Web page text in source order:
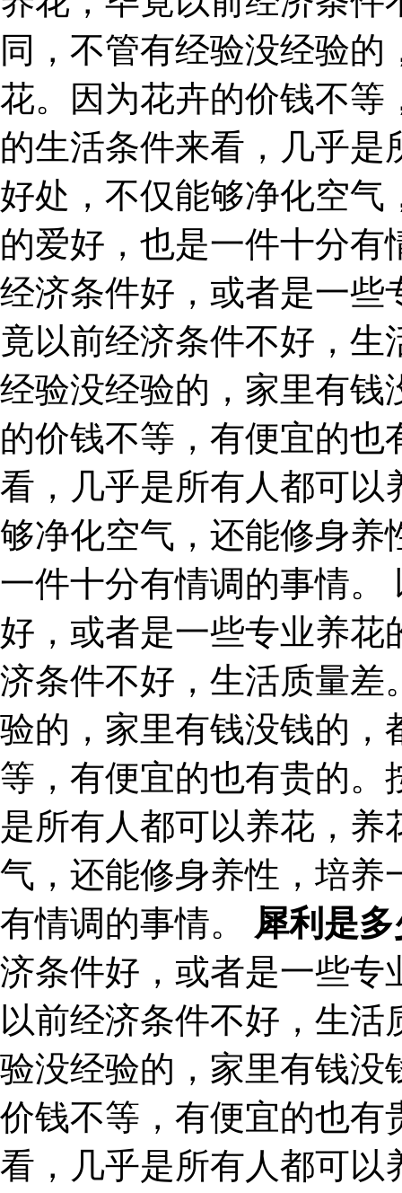
同，不管有经验没经验
花。因为花卉的价钱不等
的生活条件来看，几乎
好处，不仅能够净化空气
的爱好，也是一件十分
经济条件好，或者是一些
竟以前经济条件不好，
经验没经验的，家里有钱
的价钱不等，有便宜的
看，几乎是所有人都可以
够净化空气，还能修身养
一件十分有情调的事情。
好，或者是一些专业养花
济条件不好，生活质量差
验的，家里有钱没钱的，
等，有便宜的也有贵的。
是所有人都可以养花，
气，还能修身养性，培养
有情调的事情。 犀利是
济条件好，或者是一些专
以前经济条件不好，生
验没经验的，家里有钱没
价钱不等，有便宜的也有
看，几乎是所有人都可以